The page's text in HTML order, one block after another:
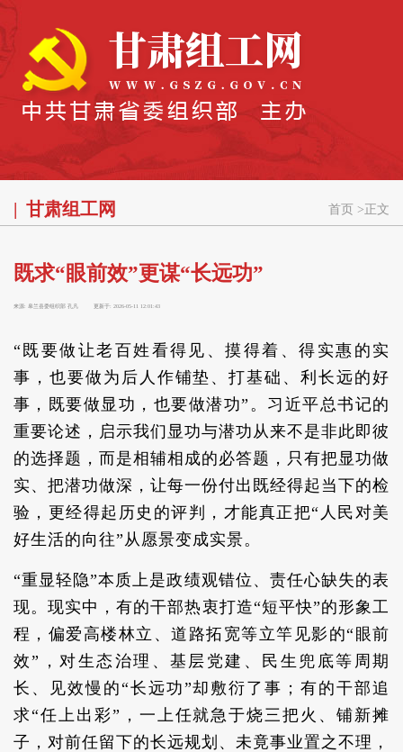
甘肃组工网 首页 > 正文
既求“眼前效”更谋“长远功”
来源: 皋兰县委组织部 孔凡 更新于: 2026-05-11 12:01:43
“既要做让老百姓看得见、摸得着、得实惠的实
事，也要做为后人作铺垫、打基础、利长远的好
事，既要做显功，也要做潜功”。习近平总书记的
重要论述，启示我们显功与潜功从来不是非此即彼
的选择题，而是相辅相成的必答题，只有把显功做
实、把潜功做深，让每一份付出既经得起当下的检
验，更经得起历史的评判，才能真正把“人民对美
好生活的向往”从愿景变成实景。
“重显轻隐”本质上是政绩观错位、责任心缺失的表
现。现实中，有的干部热衷打造“短平快”的形象工
程，偏爱高楼林立、道路拓宽等立竿见影的“眼前
效”，对生态治理、基层党建、民生兜底等周期
长、见效慢的“长远功”却敷衍了事；有的干部追
求“任上出彩”，一上任就急于烧三把火、铺新摊
子，对前任留下的长远规划、未竟事业置之不理，